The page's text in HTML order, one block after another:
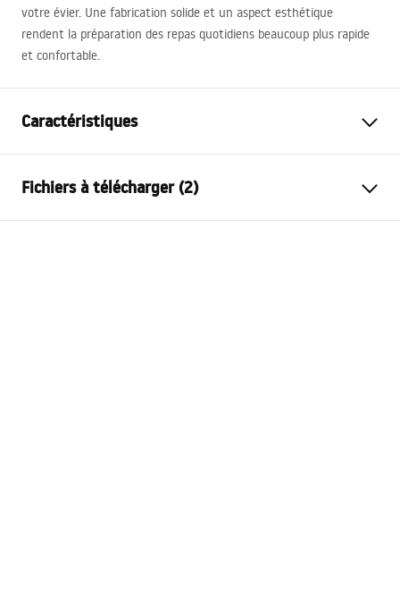
votre évier. Une fabrication solide et un aspect esthétique
rendent la préparation des repas quotidiens beaucoup plus rapide
et confortable.
Caractéristiques
Matériel
Longueur (mm)
360mm
Fichiers à télécharger (2)